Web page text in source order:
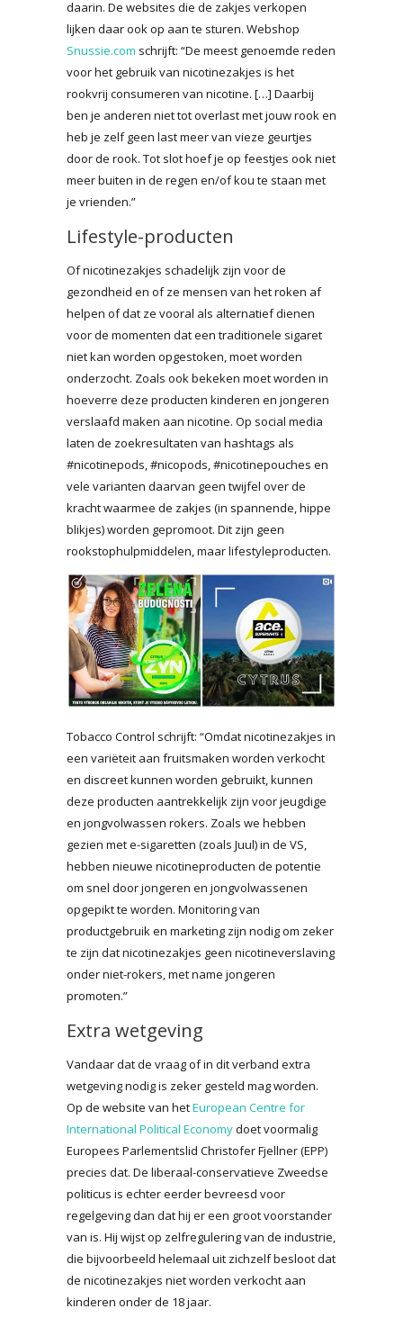
daarin. De websites die de zakjes verkopen
lijken daar ook op aan te sturen. Webshop
Snussie.com schrijft: “De meest genoemde reden
voor het gebruik van nicotinezakjes is het
rookvrij consumeren van nicotine. […] Daarbij
ben je anderen niet tot overlast met jouw rook en
heb je zelf geen last meer van vieze geurtjes
door de rook. Tot slot hoef je op feestjes ook niet
meer buiten in de regen en/of kou te staan met
je vrienden.”
Lifestyle-producten
Of nicotinezakjes schadelijk zijn voor de
gezondheid en of ze mensen van het roken af
helpen of dat ze vooral als alternatief dienen
voor de momenten dat een traditionele sigaret
niet kan worden opgestoken, moet worden
onderzocht. Zoals ook bekeken moet worden in
hoeverre deze producten kinderen en jongeren
verslaafd maken aan nicotine. Op social media
laten de zoekresultaten van hashtags als
#nicotinepods, #nicopods, #nicotinepouches en
vele varianten daarvan geen twijfel over de
kracht waarmee de zakjes (in spannende, hippe
blikjes) worden gepromoot. Dit zijn geen
rookstophulpmiddelen, maar lifestyleproducten.
Tobacco Control schrijft: “Omdat nicotinezakjes in
een variëteit aan fruitsmaken worden verkocht
en discreet kunnen worden gebruikt, kunnen
deze producten aantrekkelijk zijn voor jeugdige
en jongvolwassen rokers. Zoals we hebben
gezien met e-sigaretten (zoals Juul) in de VS,
hebben nieuwe nicotineproducten de potentie
om snel door jongeren en jongvolwassenen
opgepikt te worden. Monitoring van
productgebruik en marketing zijn nodig om zeker
te zijn dat nicotinezakjes geen nicotineverslaving
onder niet-rokers, met name jongeren
promoten.”
Extra wetgeving
Vandaar dat de vraag of in dit verband extra
wetgeving nodig is zeker gesteld mag worden.
Op de website van hetEuropean Centre for
International Political Economydoet voormalig
Europees Parlementslid Christofer Fjellner (EPP)
precies dat. De liberaal-conservatieve Zweedse
politicus is echter eerder bevreesd voor
regelgeving dan dat hij er een groot voorstander
van is. Hij wijst op zelfregulering van de industrie,
die bijvoorbeeld helemaal uit zichzelf besloot dat
de nicotinezakjes niet worden verkocht aan
kinderen onder de 18 jaar.